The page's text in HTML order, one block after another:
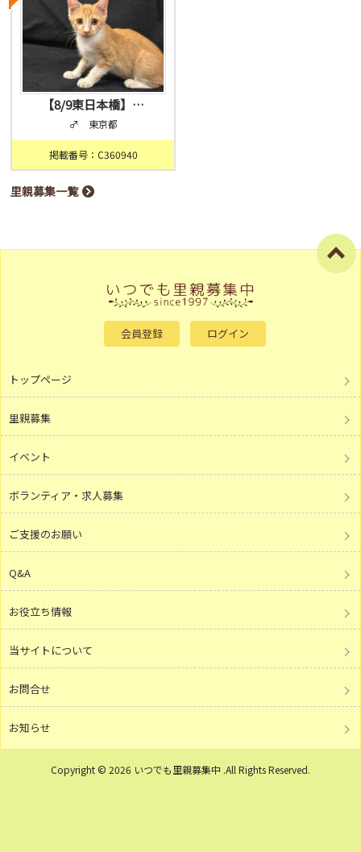
【8/9東日本橋】…
♂ 東京都
掲載番号：C360940
里親募集一覧
会員登録 ログイン
トップページ
里親募集
イベント
ボランティア・求人募集
ご支援のお願い
Q&A
お役立ち情報
当サイトについて
お問合せ
お知らせ
Copyright © 2026 いつでも里親募集中 .All Rights Reserved.